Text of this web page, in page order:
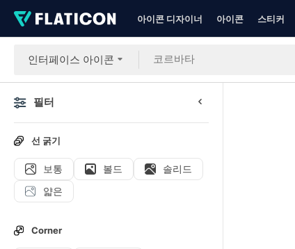
아이콘 디자이너 아이콘 스티커
인터페이스 아이콘
필터
선 굵기
보통 볼드
솔리드
얇은
Corner